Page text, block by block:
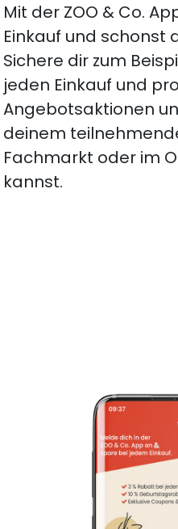
Mit der ZOO & Co.
Einkauf und schonst
Sichere dir zum
jeden Einkauf und
Angebotsaktionen
deinem
Fachmarkt oder im
kannst.